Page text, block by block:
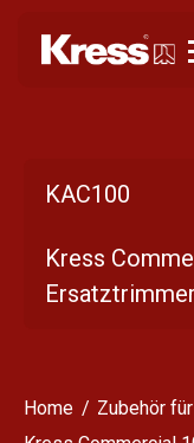
KAC100
Kress
Home
Zubehör